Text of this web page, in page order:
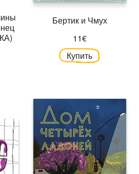
Бертик и Чмух
11€
Купить